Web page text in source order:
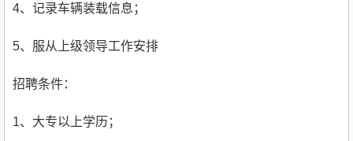
4、记录车辆装载信息；
5、服从上级领导工作安排
招聘条件：
1、大专以上学历；